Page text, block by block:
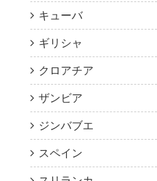
キューバ
ギリシャ
クロアチア
ザンビア
ジンバブエ
スペイン